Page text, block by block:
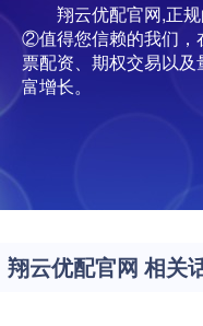
翔云优配官网,正
②值得您信赖的我们，
票配资、期权交易以
富增长。
翔云优配官网 相关